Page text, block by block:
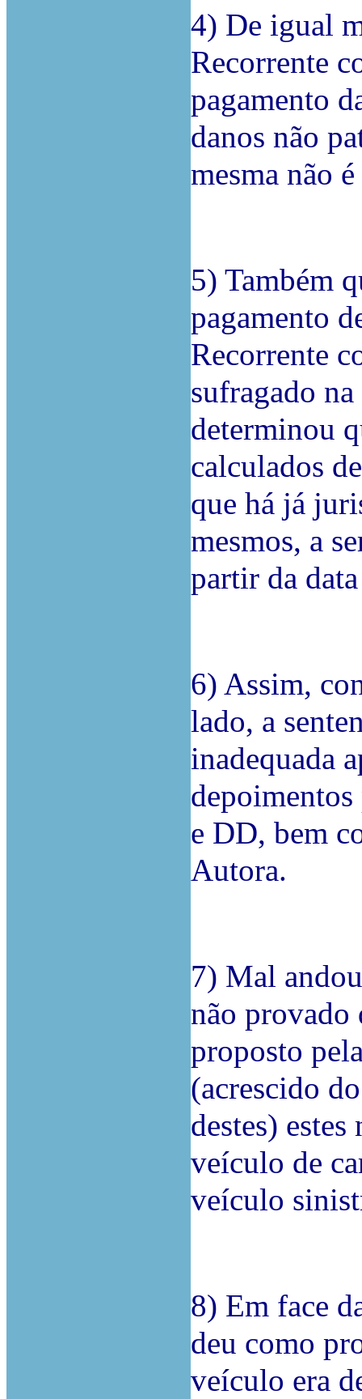
4) De igual
Recorrente
pagamento
danos não
mesma não
5) Também
pagamento
Recorrente
sufragado
determinou
calculados
que há já
mesmos, a
partir da
6) Assim,
lado, a
inadequada
depoimentos
e DD, bem
Autora.
7) Mal
não
proposto
(acrescido
destes)
veículo de
veículo
8) Em face
deu como
veículo era